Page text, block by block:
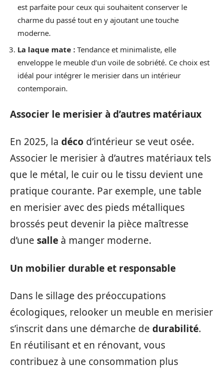
est parfaite pour ceux qui souhaitent conserver le
charme du passé tout en y ajoutant une touche
moderne.
La laque mate : Tendance et minimaliste, elle
enveloppe le meuble d’un voile de sobriété. Ce choix est
idéal pour intégrer le merisier dans un intérieur
contemporain.
Associer le merisier à d’autres matériaux
En 2025, la déco d’intérieur se veut osée.
Associer le merisier à d’autres matériaux tels
que le métal, le cuir ou le tissu devient une
pratique courante. Par exemple, une table
en merisier avec des pieds métalliques
brossés peut devenir la pièce maîtresse
d’une salle à manger moderne.
Un mobilier durable et responsable
Dans le sillage des préoccupations
écologiques, relooker un meuble en merisier
s’inscrit dans une démarche de durabilité.
En réutilisant et en rénovant, vous
contribuez à une consommation plus